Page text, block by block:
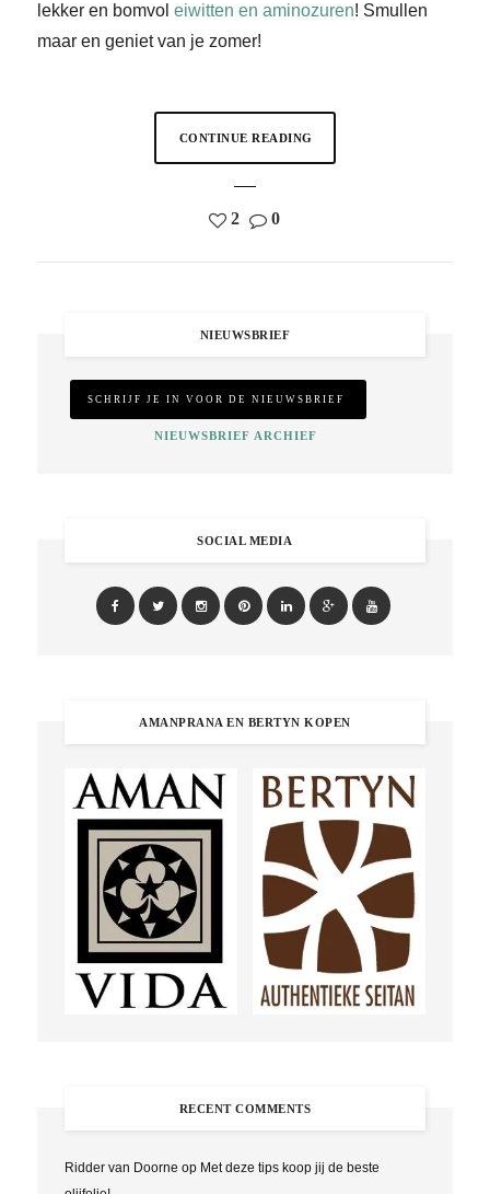
lekker en bomvol eiwitten en aminozuren! Smullen
maar en geniet van je zomer!
CONTINUE READING
2 0
NIEUWSBRIEF
NIEUWSBRIEF ARCHIEF
SOCIAL MEDIA
AMANPRANA EN BERTYN KOPEN
RECENT COMMENTS
Ridder van Doorne op Met deze tips koop jij de beste